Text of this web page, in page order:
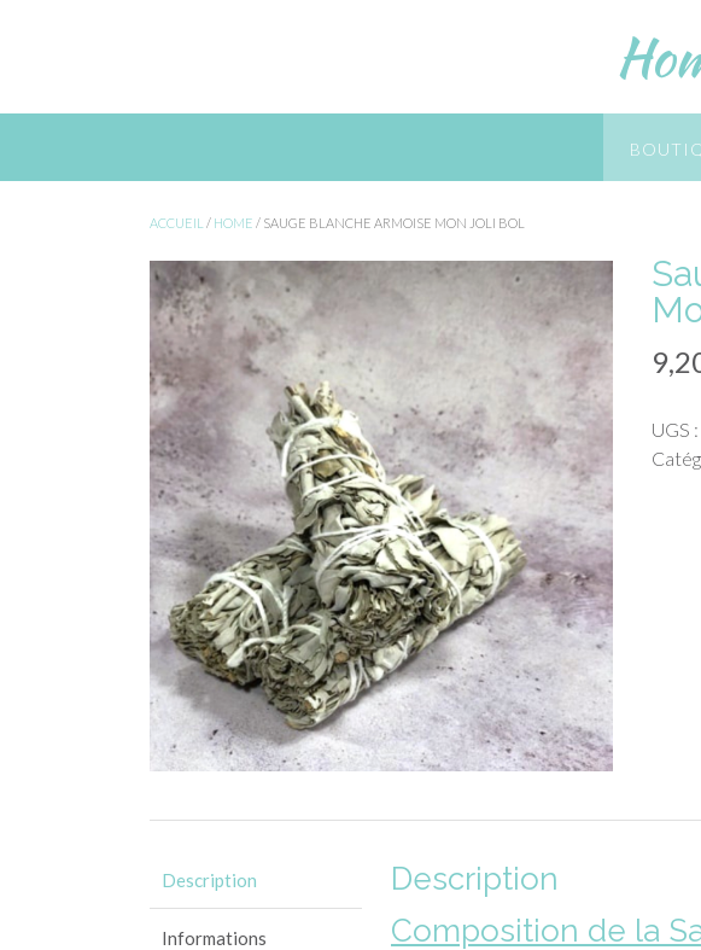
ACCUEIL / HOME / SAUGE BLANCHE ARMOISE MON JOLI BOL
UGS :
Description
Informations
Description
Composition de la